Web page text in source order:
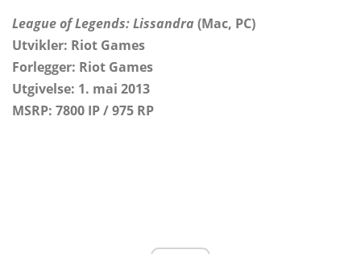
League of Legends: Lissandra (Mac, PC)
Utvikler: Riot Games
Forlegger: Riot Games
Utgivelse: 1. mai 2013
MSRP: 7800 IP / 975 RP